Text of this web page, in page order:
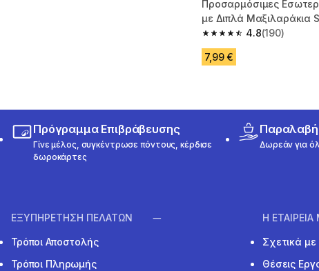
Προσαρμόσιμες
με Διπλά Μαξιλαράκια
4.8
4.8 out of 5 stars from
(190)
7,99 €
Πρόγραμμα Επιβράβευσης
Γίνε μέλος, συγκέντρωσε πόντους, κέρδισε
δωροκάρτες
Παραλαβή
Δωρεάν για
ΕΞΥΠΗΡΕΤΗΣΗ ΠΕΛΑΤΩΝ
Τρόποι Αποστολής
Τρόποι Πληρωμής
Η
Σχετικά
Θέσεις